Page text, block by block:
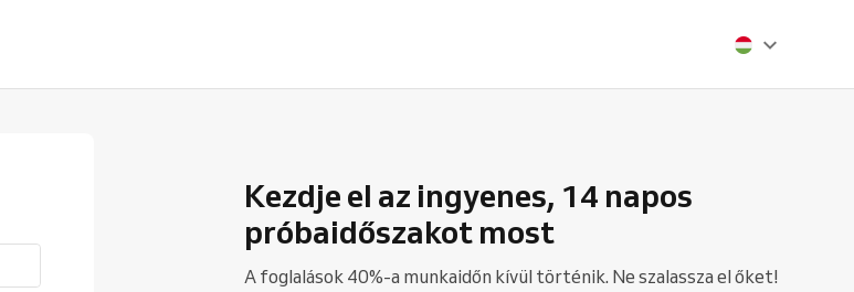
Kezdje el az ingyenes, 14 napos
próbaidőszakot most
A foglalások 40%-a munkaidőn kívül történik. Ne szalassza el őket!